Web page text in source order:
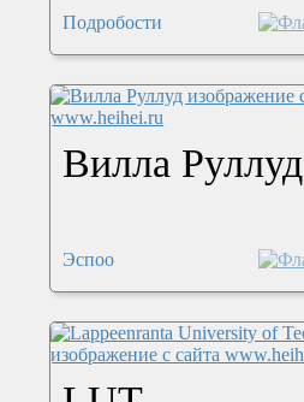
Подробости
Вилла Руллуд
Эспоо